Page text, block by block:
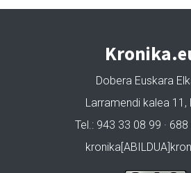
Dobera Euskara
Larramendi kalea 11,
Tel.: 943 33 08 99 · 688